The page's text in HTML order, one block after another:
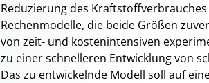
Reduzierung des
Rechenmodelle, die beide Größen
von zeit- und kostenintensiven
zu einer schnelleren Entwicklung von
Das zu entwickelnde Modell soll auf